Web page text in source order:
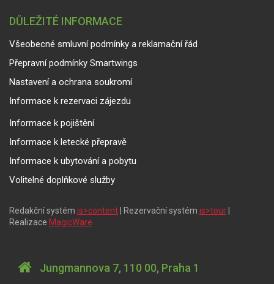
DŮLEŽITÉ INFORMACE
Všeobecné smluvní podmínky a reklamační řád
Přepravní podmínky Smartwings
Nastavení a ochrana soukromí
Informace k rezervaci zájezdu
Informace k pojištění
Informace k letecké přepravě
Informace k ubytování a pobytu
Volitelné doplňkové služby
Redakční systém is>content | Rezervační systém is>tour
Realizace MagicWare
Jungmannova 7, 110 00, Praha 1